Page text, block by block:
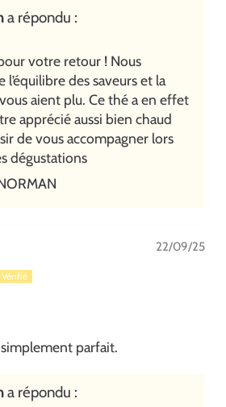
a répondu :
votre retour ! Nous
l’équilibre des saveurs et la
aient plu. Ce thé a en effet
apprécié aussi bien chaud
de vous accompagner lors
dégustations
22/09/25
parfait.
a répondu :